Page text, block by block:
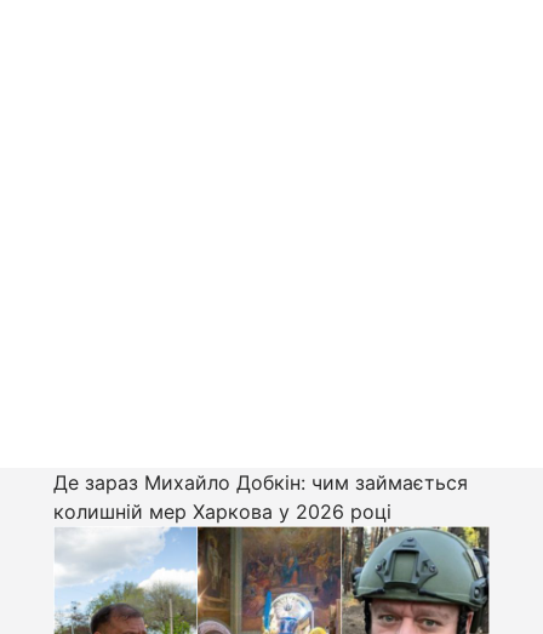
Де зараз Михайло Добкін: чим займається
колишній мер Харкова у 2026 році